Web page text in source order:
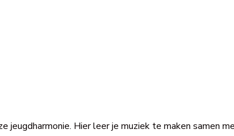
Hier leer je muziek te maken samen